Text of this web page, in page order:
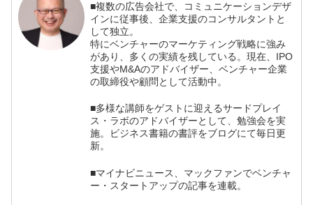
■複数の広告会社で、コミュニケーションデザ
インに従事後、企業支援のコンサルタントと
して独立。
特にベンチャーのマーケティング戦略に強み
があり、多くの実績を残している。現在、IPO
支援やM&Aのアドバイザー、ベンチャー企業
の取締役や顧問として活動中。
■多様な講師をゲストに迎えるサードプレイ
ス・ラボのアドバイザーとして、勉強会を実
施。ビジネス書籍の書評をブログにて毎日更
新。
■マイナビニュース、マックファンでベンチャ
ー・スタートアップの記事を連載。